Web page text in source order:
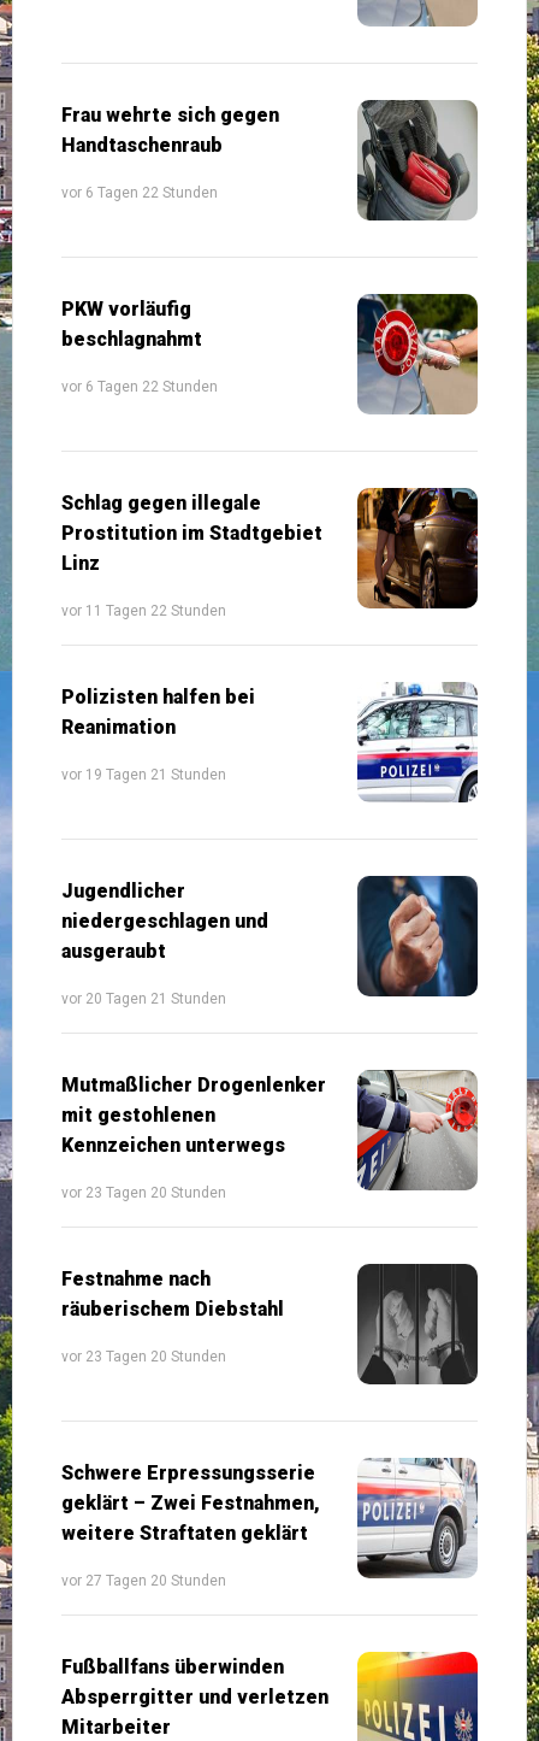
Frau wehrte sich gegen
Handtaschenraub
vor 6 Tagen 22 Stunden
PKW vorläufig
beschlagnahmt
vor 6 Tagen 22 Stunden
Schlag gegen illegale
Prostitution im Stadtgebiet
Linz
vor 11 Tagen 22 Stunden
Polizisten halfen bei
Reanimation
vor 19 Tagen 21 Stunden
Jugendlicher
niedergeschlagen und
ausgeraubt
vor 20 Tagen 21 Stunden
Mutmaßlicher Drogenlenker
mit gestohlenen
Kennzeichen unterwegs
vor 23 Tagen 20 Stunden
Festnahme nach
räuberischem Diebstahl
vor 23 Tagen 20 Stunden
Schwere Erpressungsserie
geklärt – Zwei Festnahmen,
weitere Straftaten geklärt
vor 27 Tagen 20 Stunden
Fußballfans überwinden
Absperrgitter und verletzen
Mitarbeiter